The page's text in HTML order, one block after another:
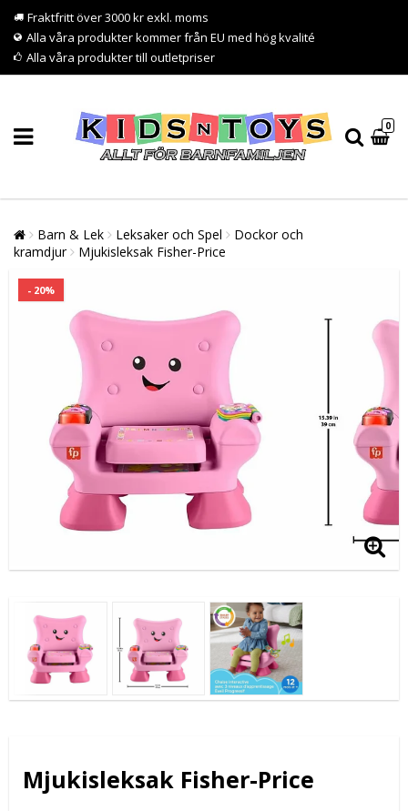
Fraktfritt över 3000 kr exkl. moms
Alla våra produkter kommer från EU med hög kvalité
Alla våra produkter till outletpriser
0
Barn & Lek Leksaker och Spel
Dockor och
kramdjur
Mjukisleksak Fisher-Price
- 20%
Mjukisleksak Fisher-Price